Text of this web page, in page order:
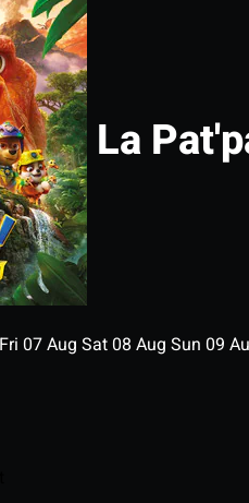
La
Fri 07Aug Sat 08 Aug Sun 09